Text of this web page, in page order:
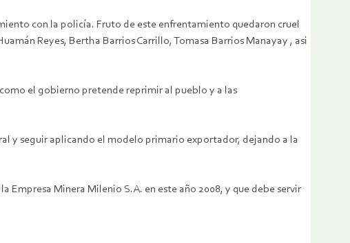
con la policía. Fruto de este enfrentamiento quedaron cruel
Reyes, Bertha Barrios Carrillo, Tomasa Barrios Manayay , asi
el gobierno pretende reprimir al pueblo y a las
y seguir aplicando el modelo primario exportador, dejando a la
Minera Milenio S.A. en este año 2008, y que debe servir